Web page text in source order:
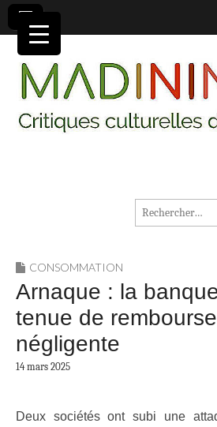
Rechercher :
CONSOMMATION
Arnaque : la
tenue de
négligente
14 mars 2025
Deux sociétés ont subi une